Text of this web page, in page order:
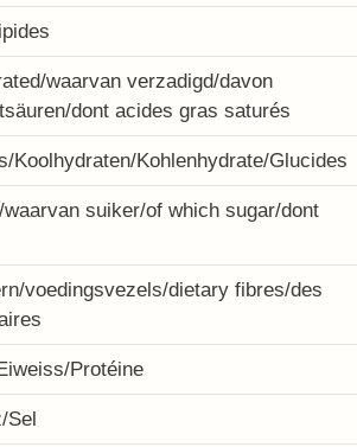
waarvan verzadigd/davon
dont acides gras saturés
Koolhydraten/Kohlenhydrate/Glucides
suiker/of which sugar/dont
voedingsvezels/dietary fibres/des
Protéine
Sel